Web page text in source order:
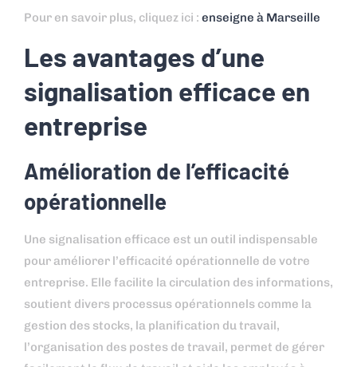
Pour en savoir plus, cliquez ici : enseigne à Marseille
Les avantages d’une
signalisation efficace en
entreprise
Amélioration de l’efficacité
opérationnelle
Une signalisation efficace est un outil indispensable
pour améliorer l’efficacité opérationnelle de votre
entreprise. Elle facilite la circulation des informations,
soutient divers processus opérationnels comme la
gestion des stocks, la planification du travail,
l’organisation des postes de travail, permet de gérer